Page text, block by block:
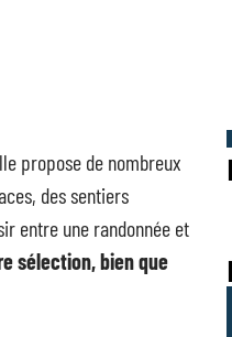
propose de nombreux
des sentiers
entre une randonnée et
sélection, bien que